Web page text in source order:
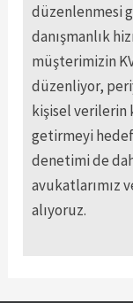
düzenlenmesi
danışmanlık
müşterimizin
düzenliyor,
kişisel verilerin
getirmeyi
denetimi de
avukatlarımız
alıyoruz.